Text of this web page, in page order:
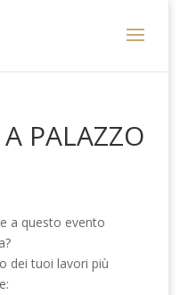
PALAZZO
a questo evento
dei tuoi lavori più